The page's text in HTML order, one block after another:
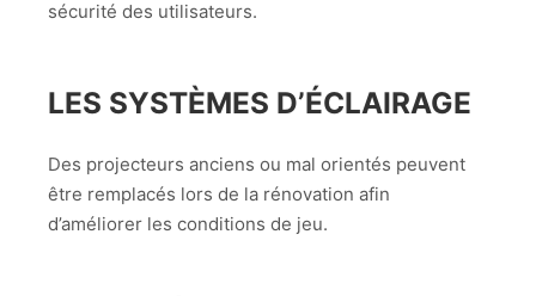
sécurité des utilisateurs.
LES SYSTÈMES D’ÉCLAIRAGE
Des projecteurs anciens ou mal orientés peuvent
être remplacés lors de la rénovation afin
d’améliorer les conditions de jeu.